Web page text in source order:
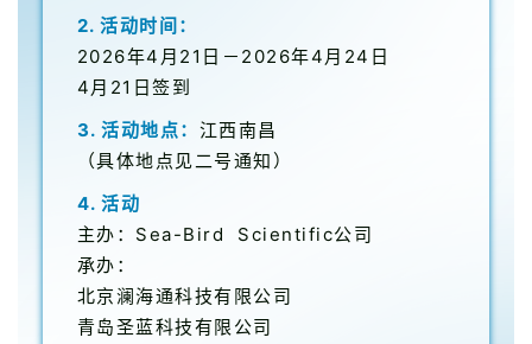
2. 活动时间：
2026年4月21日－2026年4月24日
4月21日签到
3. 活动地点： 江西南昌
（具体地点见二号通知）
4. 活动
主办：Sea-Bird Scientific公司
承办：
北京澜海通科技有限公司
青岛圣蓝科技有限公司